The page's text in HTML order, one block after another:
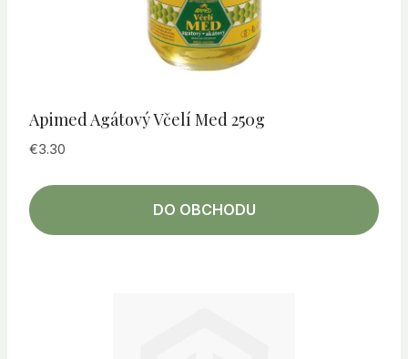
Apimed Agátový Včelí Med 250g
€3.30
DO OBCHODU